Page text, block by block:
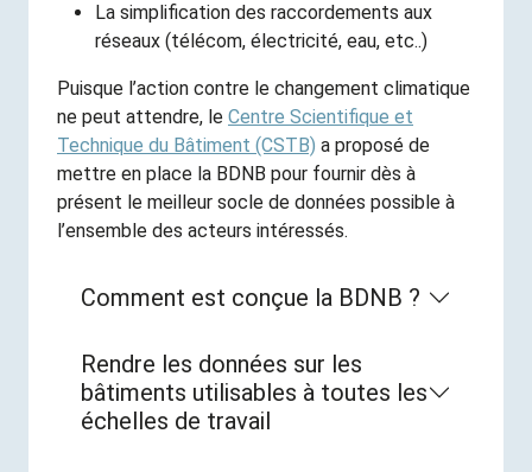
La simplification des raccordements aux
réseaux (télécom, électricité, eau, etc..)
Puisque l’action contre le changement climatique
ne peut attendre, le Centre Scientifique et
Technique du Bâtiment (CSTB) a proposé de
mettre en place la BDNB pour fournir dès à
présent le meilleur socle de données possible à
l’ensemble des acteurs intéressés.
Comment est conçue la BDNB ?
Rendre les données sur les
bâtiments utilisables à toutes les
échelles de travail